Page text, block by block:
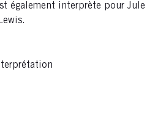
également interprète pour Jule